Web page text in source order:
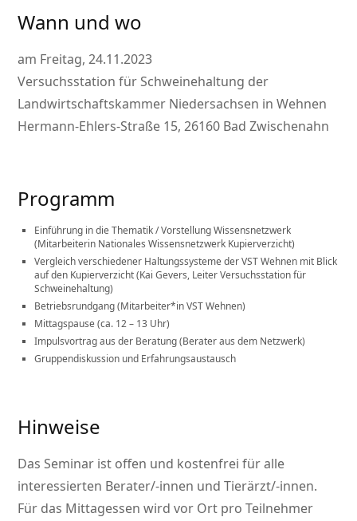
Wann und wo
am Freitag, 24.11.2023
Versuchsstation für Schweinehaltung der
Landwirtschaftskammer Niedersachsen in Wehnen
Hermann-Ehlers-Straße 15, 26160 Bad Zwischenahn
Programm
Einführung in die Thematik / Vorstellung Wissensnetzwerk
(Mitarbeiterin Nationales Wissensnetzwerk Kupierverzicht)
Vergleich verschiedener Haltungssysteme der VST Wehnen mit Blick
auf den Kupierverzicht (Kai Gevers, Leiter Versuchsstation für
Schweinehaltung)
Betriebsrundgang (Mitarbeiter*in VST Wehnen)
Mittagspause (ca. 12 – 13 Uhr)
Impulsvortrag aus der Beratung (Berater aus dem Netzwerk)
Gruppendiskussion und Erfahrungsaustausch
Hinweise
Das Seminar ist offen und kostenfrei für alle
interessierten Berater/-innen und Tierärzt/-innen.
Für das Mittagessen wird vor Ort pro Teilnehmer